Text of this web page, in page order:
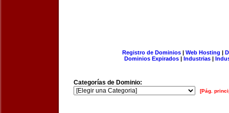
Registro de Dominios| Web Hosting |
Dominios Expirados | Industrias |
Categorías de Dominio:
[Pág.